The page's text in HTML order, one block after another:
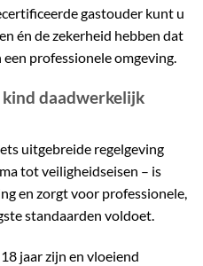
gastouder kunt u
én de zekerheid hebben dat
professionele omgeving.
daadwerkelijk
uitgebreide regelgeving
tot veiligheidseisen – is
en zorgt voor professionele,
standaarden voldoet.
jaar zijn en vloeiend